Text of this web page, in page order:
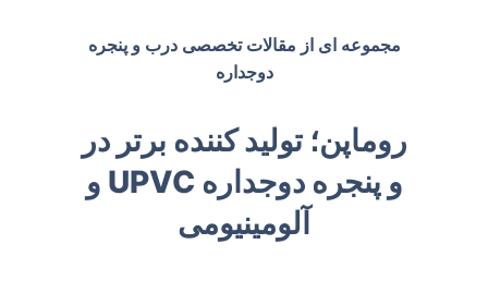
مجموعه ای از مقالات تخصصی درب و پنجره
دوجداره
روماپن؛ تولید کننده برتر در
و پنجره دوجداره UPVC و
آلومینیومی